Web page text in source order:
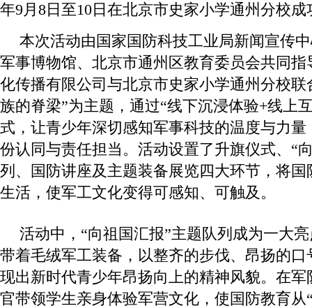
年9月8日至10日在北京市史家小学通州分校成
本次活动由国家国防科技工业局新闻宣传
军事博物馆、北京市通州区教育委员会共同
化传播有限公司与北京市史家小学通州分校联
族的脊梁”为主题，通过“线下沉浸体验+线上
式，让青少年深切感知军事科技的温度与力
份认同与责任担当。活动设置了升旗仪式、“
列、国防讲座及主题装备展览四大环节，将
生活，使军工文化变得可感知、可触及。
活动中，“向祖国汇报”主题队列成为一大
带着毛绒军工装备，以整齐的步伐、昂扬的
现出新时代青少年昂扬向上的精神风貌。在
官带领学生亲身体验军营文化，使国防教育从